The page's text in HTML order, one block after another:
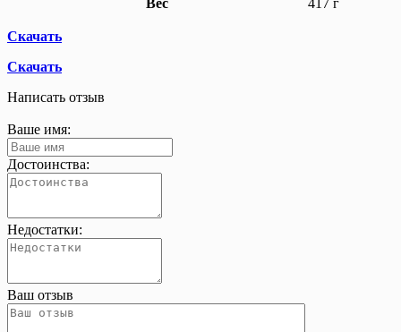
Скачать
Скачать
Написать отзыв
Ваше имя:
Достоинства:
Недостатки:
Ваш отзыв